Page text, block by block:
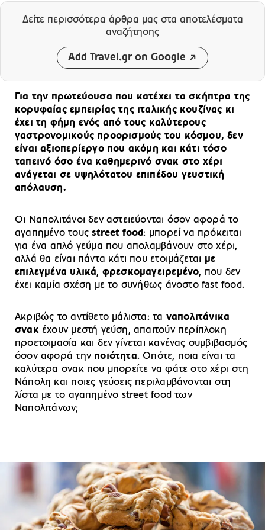
Δείτε περισσότερα άρθρα μας στα αποτελέσματα
αναζήτησης
Add Travel.gr on Google
Για την πρωτεύουσα που κατέχει τα σκήπτρα της
κορυφαίας εμπειρίας της ιταλικής κουζίνας κι
έχει τη φήμη ενός από τους καλύτερους
γαστρονομικούς προορισμούς του κόσμου, δεν
είναι αξιοπερίεργο που ακόμη και κάτι τόσο
ταπεινό όσο ένα καθημερινό σνακ στο χέρι
ανάγεται σε υψηλότατου επιπέδου γευστική
απόλαυση.
Οι Ναπολιτάνοι δεν αστειεύονται όσον αφορά το
αγαπημένο τουςstreet food: μπορεί να πρόκειται
για ένα απλό γεύμα που απολαμβάνουν στο χέρι,
αλλά θα είναι πάντα κάτι που ετοιμάζεται με
επιλεγμένα υλικά, φρεσκομαγειρεμένο, που δεν
έχει καμία σχέση με το συνήθως άνοστο fast food.
Ακριβώς το αντίθετο μάλιστα: τα ναπολιτάνικα
σνακέχουν μεστή γεύση, απαιτούν περίπλοκη
προετοιμασία και δεν γίνεται κανένας συμβιβασμός
όσον αφορά την ποιότητα. Οπότε, ποια είναι τα
καλύτερα σνακ που μπορείτε να φάτε στο χέρι στη
Νάπολη και ποιες γεύσεις περιλαμβάνονται στη
λίστα με το αγαπημένο street food των
Nαπολιτάνων;